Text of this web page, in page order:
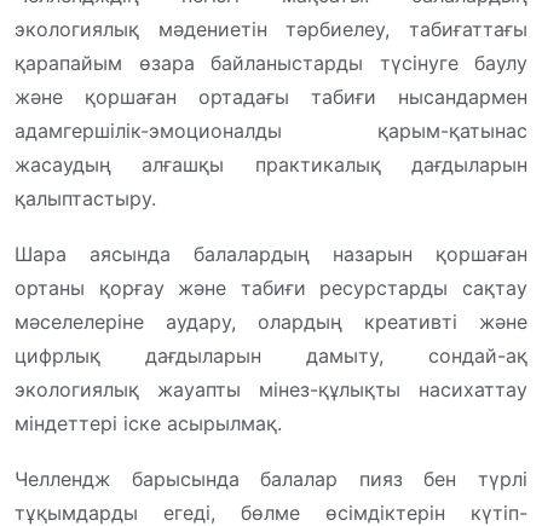
экологиялық мәдениетін тәрбиелеу, табиғаттағы
қарапайым өзара байланыстарды түсінуге баулу
және қоршаған ортадағы табиғи нысандармен
адамгершілік-эмоционалды қарым-қатынас
жасаудың алғашқы практикалық дағдыларын
қалыптастыру.
Шара аясында балалардың назарын қоршаған
ортаны қорғау және табиғи ресурстарды сақтау
мәселелеріне аудару, олардың креативті және
цифрлық дағдыларын дамыту, сондай-ақ
экологиялық жауапты мінез-құлықты насихаттау
міндеттері іске асырылмақ.
Челлендж барысында балалар пияз бен түрлі
тұқымдарды егеді, бөлме өсімдіктерін күтіп-